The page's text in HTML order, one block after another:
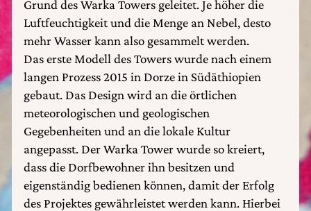
Grund des Warka Towers geleitet. Je höher die
Luftfeuchtigkeit und die Menge an Nebel, desto
mehr Wasser kann also gesammelt werden.
Das erste Modell des Towers wurde nach einem
langen Prozess 2015 in Dorze in Südäthiopien
gebaut. Das Design wird an die örtlichen
meteorologischen und geologischen
Gegebenheiten und an die lokale Kultur
angepasst. Der Warka Tower wurde so kreiert,
dass die Dorfbewohner ihn besitzen und
eigenständig bedienen können, damit der Erfolg
des Projektes gewährleistet werden kann. Hierbei